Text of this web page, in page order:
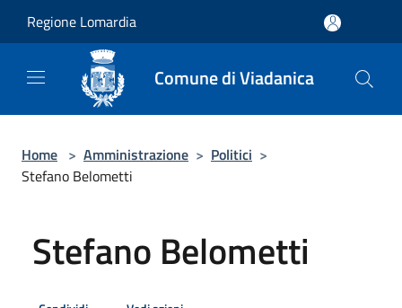
Regione Lomardia
Comune di Viadanica
Home > Amministrazione > Politici >
Stefano Belometti
Stefano Belometti